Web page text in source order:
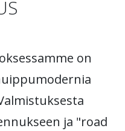
on
ja "road